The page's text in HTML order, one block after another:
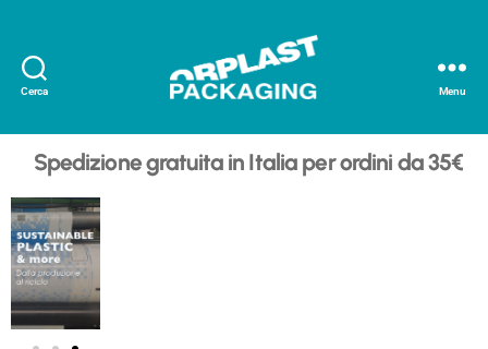
Cerca Menu
Spedizione gratuita in Italia per ordini da 35€